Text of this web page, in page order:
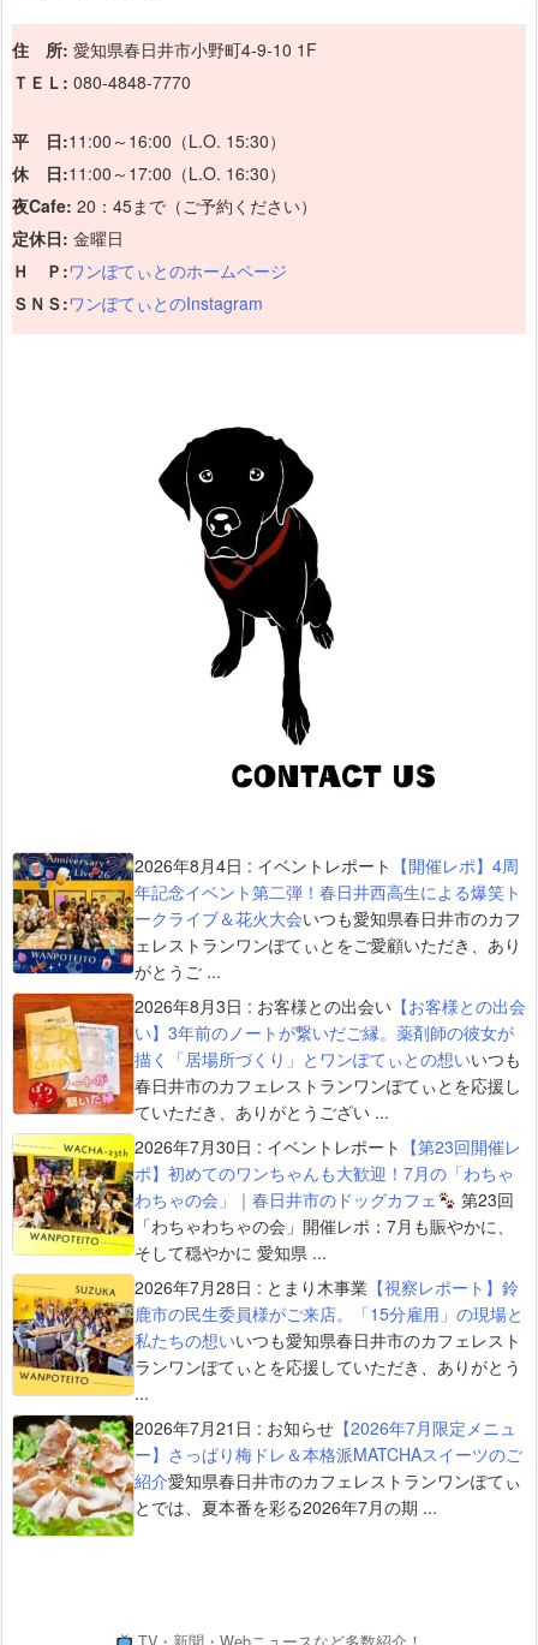
住 所: 愛知県春日井市小野町4-9-10 1F
ＴＥＬ: 080-4848-7770
平 日:11:00～16:00（L.O. 15:30）
休 日:11:00～17:00（L.O. 16:30）
夜Cafe: 20：45まで（ご予約ください）
定休日: 金曜日
Ｈ Ｐ:ワンぽてぃとのホームページ
ＳＮＳ:ワンぽてぃとのInstagram
2026年8月4日 : イベントレポート 【開催レポ】4周
年記念イベント第二弾！春日井西高生による爆笑ト
ークライブ＆花火大会いつも愛知県春日井市のカフ
ェレストランワンぽてぃとをご愛顧いただき、あり
がとうご ...
2026年8月3日 : お客様との出会い 【お客様との出会
い】3年前のノートが繋いだご縁。薬剤師の彼女が
描く「居場所づくり」とワンぽてぃとの想いいつも
春日井市のカフェレストランワンぽてぃとを応援し
ていただき、ありがとうござい ...
2026年7月30日 : イベントレポート 【第23回開催レ
ポ】初めてのワンちゃんも大歓迎！7月の「わちゃ
わちゃの会」｜春日井市のドッグカフェ
第23回
「わちゃわちゃの会」開催レポ：7月も賑やかに、
そして穏やかに 愛知県 ...
2026年7月28日 : とまり木事業 【視察レポート】鈴
鹿市の民生委員様がご来店。「15分雇用」の現場と
私たちの想いいつも愛知県春日井市のカフェレスト
ランワンぽてぃとを応援していただき、ありがとう
...
2026年7月21日 : お知らせ 【2026年7月限定メニュ
ー】さっぱり梅ドレ＆本格派MATCHAスイーツのご
紹介愛知県春日井市のカフェレストランワンぽてぃ
とでは、夏本番を彩る2026年7月の期 ...